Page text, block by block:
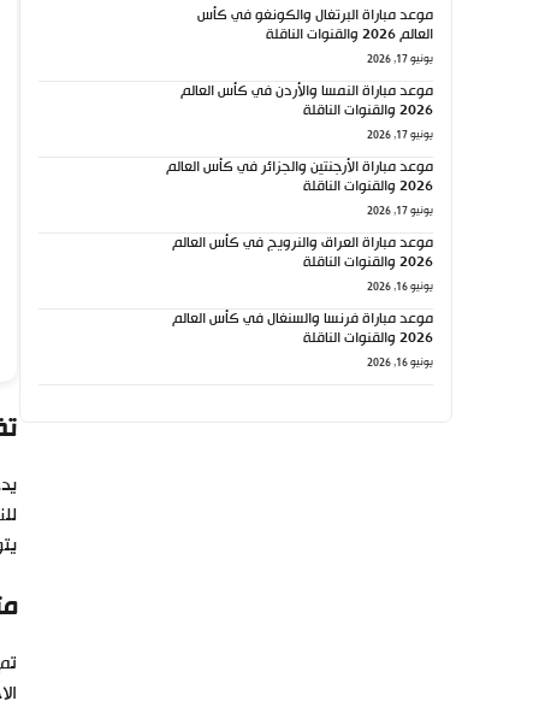
موعد مباراة البرتغال والكونغو في كأس
العالم 2026 والقنوات الناقلة
يونيو 17, 2026
موعد مباراة النمسا والأردن في كأس العالم
2026 والقنوات الناقلة
يونيو 17, 2026
موعد مباراة الأرجنتين والجزائر في كأس العالم
2026 والقنوات الناقلة
يونيو 17, 2026
موعد مباراة العراق والنرويج في كأس العالم
2026 والقنوات الناقلة
يونيو 16, 2026
موعد مباراة فرنسا والسنغال في كأس العالم
2026 والقنوات الناقلة
يونيو 16, 2026